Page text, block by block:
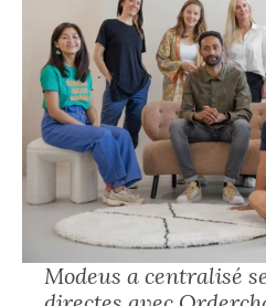
Modeus a centralisé